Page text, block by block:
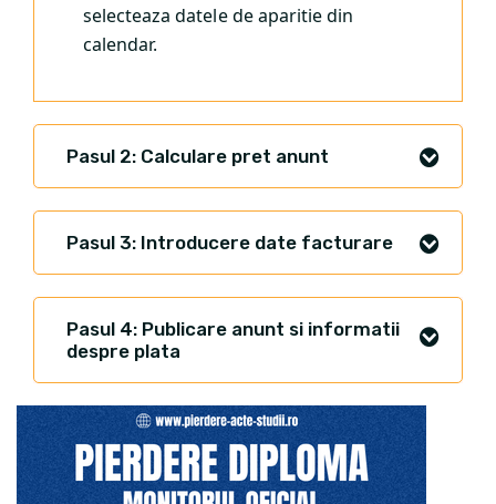
selecteaza datele de aparitie din
calendar.
Pasul 2: Calculare pret anunt
Pasul 3: Introducere date facturare
Pasul 4: Publicare anunt si informatii
despre plata